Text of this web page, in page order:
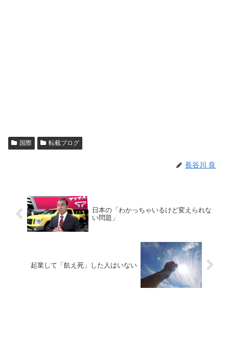
国際 転載ブログ
長谷川 良
日本の「わかっちゃいるけど変えられな
い問題」
起業して「飢え死」した人はいない